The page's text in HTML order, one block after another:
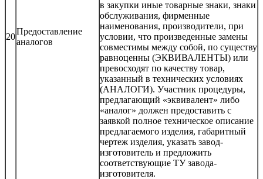
20
Предоставление
аналогов
в закупки иные товарные знаки, знаки
обслуживания, фирменные
наименования, производители, при
условии, что произведенные замены
совместимы между собой, по существу
равноценны (ЭКВИВАЛЕНТЫ) или
превосходят по качеству товар,
указанный в технических условиях
(АНАЛОГИ). Участник процедуры,
предлагающий «эквивалент» либо
«аналог» должен предоставить с
заявкой полное техническое описание
предлагаемого изделия, габаритный
чертеж изделия, указать завод-
изготовитель и предложить
соответствующие ТУ завода-
изготовителя.